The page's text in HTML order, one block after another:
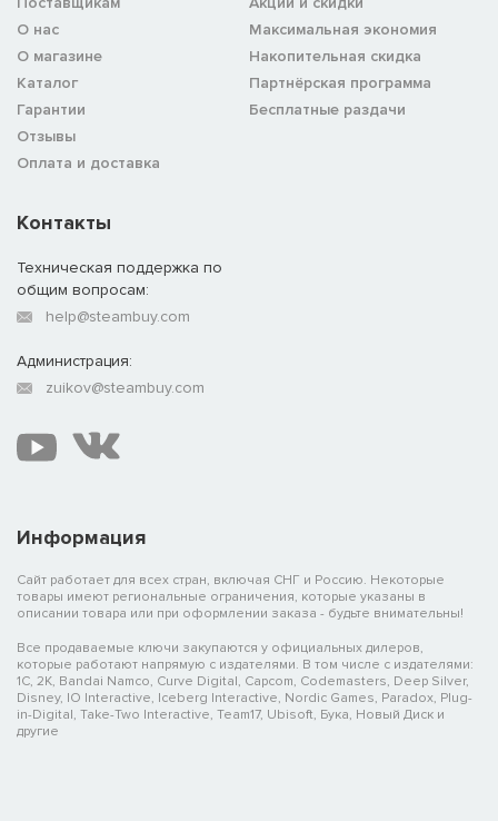
О нас
О магазине
Каталог
Гарантии
Отзывы
Оплата и доставка
Максимальная экономия
Накопительная скидка
Партнёрская программа
Бесплатные раздачи
Информация
Сайт работает для всех стран, включая СНГ и Россию. Некоторые
товары имеют региональные ограничения, которые указаны в
описании товара или при оформлении заказа - будьте внимательны!
Все продаваемые ключи закупаются у официальных дилеров,
которые работают напрямую с издателями. В том числе с издателями:
1C, 2K, Bandai Namco, Curve Digital, Capcom, Codemasters, Deep Silver,
Disney, IO Interactive, Iceberg Interactive, Nordic Games, Paradox, Plug-
in-Digital, Take-Two Interactive, Team17, Ubisoft, Бука, Новый Диск и
другие
Контакты
Техническая поддержка по
общим вопросам:
help@steambuy.com
Администрация:
zuikov@steambuy.com